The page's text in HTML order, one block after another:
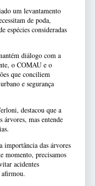
um levantamento
de poda,
espécies consideradas
diálogo com a
o COMAU e o
que conciliem
e segurança
destacou que a
árvores, mas entende
importância das árvores
momento, precisamos
acidentes
afirmou.